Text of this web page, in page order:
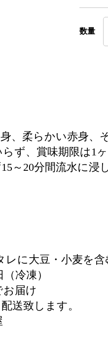
数量
、柔らかい赤身
ず、賞味期限は1
～20分間流水に浸
に大豆・小麦を含
冷凍）
お届け
送致します。